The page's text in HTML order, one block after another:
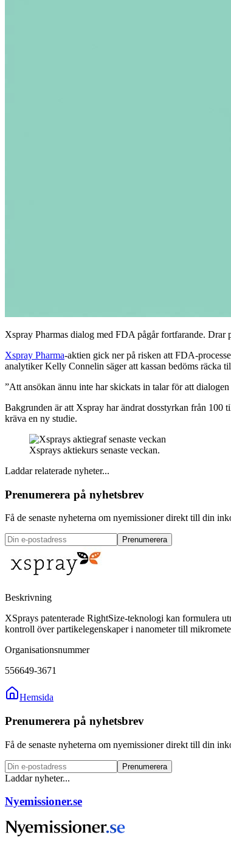
Xspray Pharmas dialog med FDA pågår fortfarande. Drar
Xspray Pharma-aktien gick ner på risken att FDA-
analytiker Kelly Connelin säger att kassan bedöms räcka
”Att ansökan ännu inte har skickats in talar för att
Bakgrunden är att Xspray har ändrat dosstyrkan från
kräva en ny studie.
Xsprays aktiekurs senaste veckan.
Laddar relaterade nyheter...
Prenumerera på nyhetsbrev
Få de senaste nyheterna om nyemissioner direkt till din
Prenumerera
Beskrivning
XSprays patenterade RightSize-teknologi kan formulera
kontroll över partikelegenskaper i nanometer till
Organisationsnummer
556649-3671
Hemsida
Prenumerera på nyhetsbrev
Få de senaste nyheterna om nyemissioner direkt till din
Prenumerera
Laddar nyheter...
Nyemissioner.se